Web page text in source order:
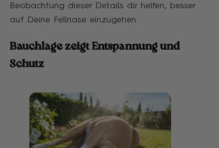
Beobachtung dieser Details dir helfen, besser
auf Deine Fellnase einzugehen.
Bauchlage zeigt Entspannung und
Schutz